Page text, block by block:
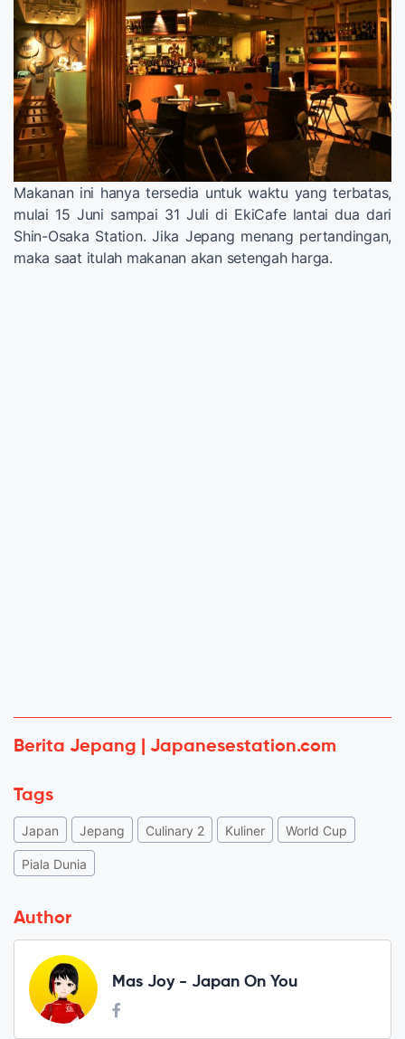
Makanan ini hanya tersedia untuk waktu yang terbatas,
mulai 15 Juni sampai 31 Juli di EkiCafe lantai dua dari
Shin-Osaka Station. Jika Jepang menang pertandingan,
maka saat itulah makanan akan setengah harga.
Berita Jepang | Japanesestation.com
Tags
Japan Jepang Culinary 2 Kuliner World Cup
Piala Dunia
Author
Mas Joy - Japan On You